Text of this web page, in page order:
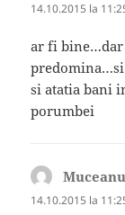
14.10.2015 la
ar fi
si atatia bani
porumbei
14.10.2015 la